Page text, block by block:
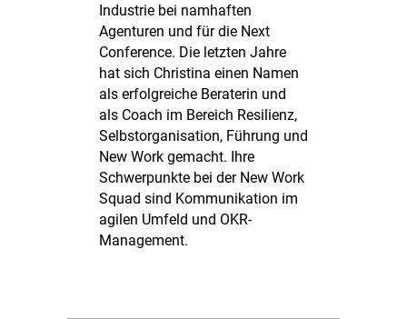
Industrie bei namhaften
Agenturen und für die Next
Conference. Die letzten Jahre
hat sich Christina einen Namen
als erfolgreiche Beraterin und
als Coach im Bereich Resilienz,
Selbstorganisation, Führung und
New Work gemacht. Ihre
Schwerpunkte bei der New Work
Squad sind Kommunikation im
agilen Umfeld und OKR-
Management.